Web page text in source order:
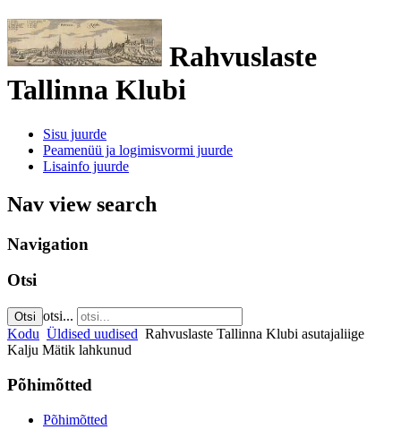
Rahvuslaste
Tallinna Klubi
Sisu juurde
Peamenüü ja logimisvormi juurde
Lisainfo juurde
Nav view search
Navigation
Otsi
Otsi otsi...
Kodu Üldised uudised Rahvuslaste Tallinna Klubi asutajaliige
Kalju Mätik lahkunud
Põhimõtted
Põhimõtted